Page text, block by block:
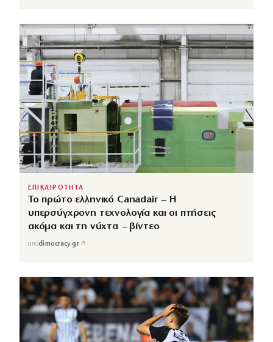
ΕΠΙΚΑΙΡΟΤΗΤΑ
Το πρώτο ελληνικό Canadair – Η
υπερσύγχρονη τεχνολογία και οι πτήσεις
ακόμα και τη νύχτα – βίντεο
απόdimocracy.gr↗